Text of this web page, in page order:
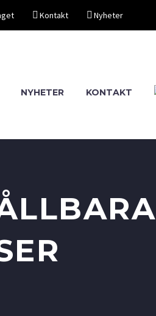
Kontakt Nyheter
NYHETER KONTAKT